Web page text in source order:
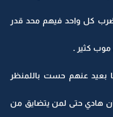
كل واحد فيهم محد قدر
كثير .
بعيد عنهم حست باللمنظر
هادي حتى لمن يتضايق من